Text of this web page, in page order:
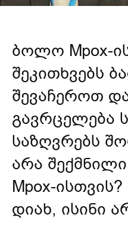
ბოლო Mpox-
შეკითხვებს
შევაჩეროთ
გავრცელება
საზღვრებს
არა შექმნილი
Mpox-
დიახ, ისინი